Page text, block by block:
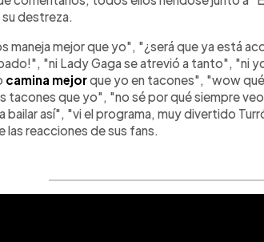
destreza.
maneja mejor que yo", "¿será que ya está
"ni Lady Gaga se atrevió a tanto", "ni
camina mejorque yo en tacones", "wow
tacones que yo", "no sé por qué siempre
bailar así", "vi el programa, muy divertido
las reacciones de sus fans.